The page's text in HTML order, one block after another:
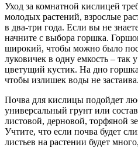
Уход за комнатной кислицей
молодых растений, взрослые
в два-три года. Если вы не
начните с выбора горшка.
широкий, чтобы можно было
луковичек в одну емкость – так
цветущий кустик. На дно
чтобы излишек воды не
Почва для кислицы подойдет
универсальный грунт или
листовой, дерновой, торфяной
Учтите, что если почва будет
листьев на растении будет